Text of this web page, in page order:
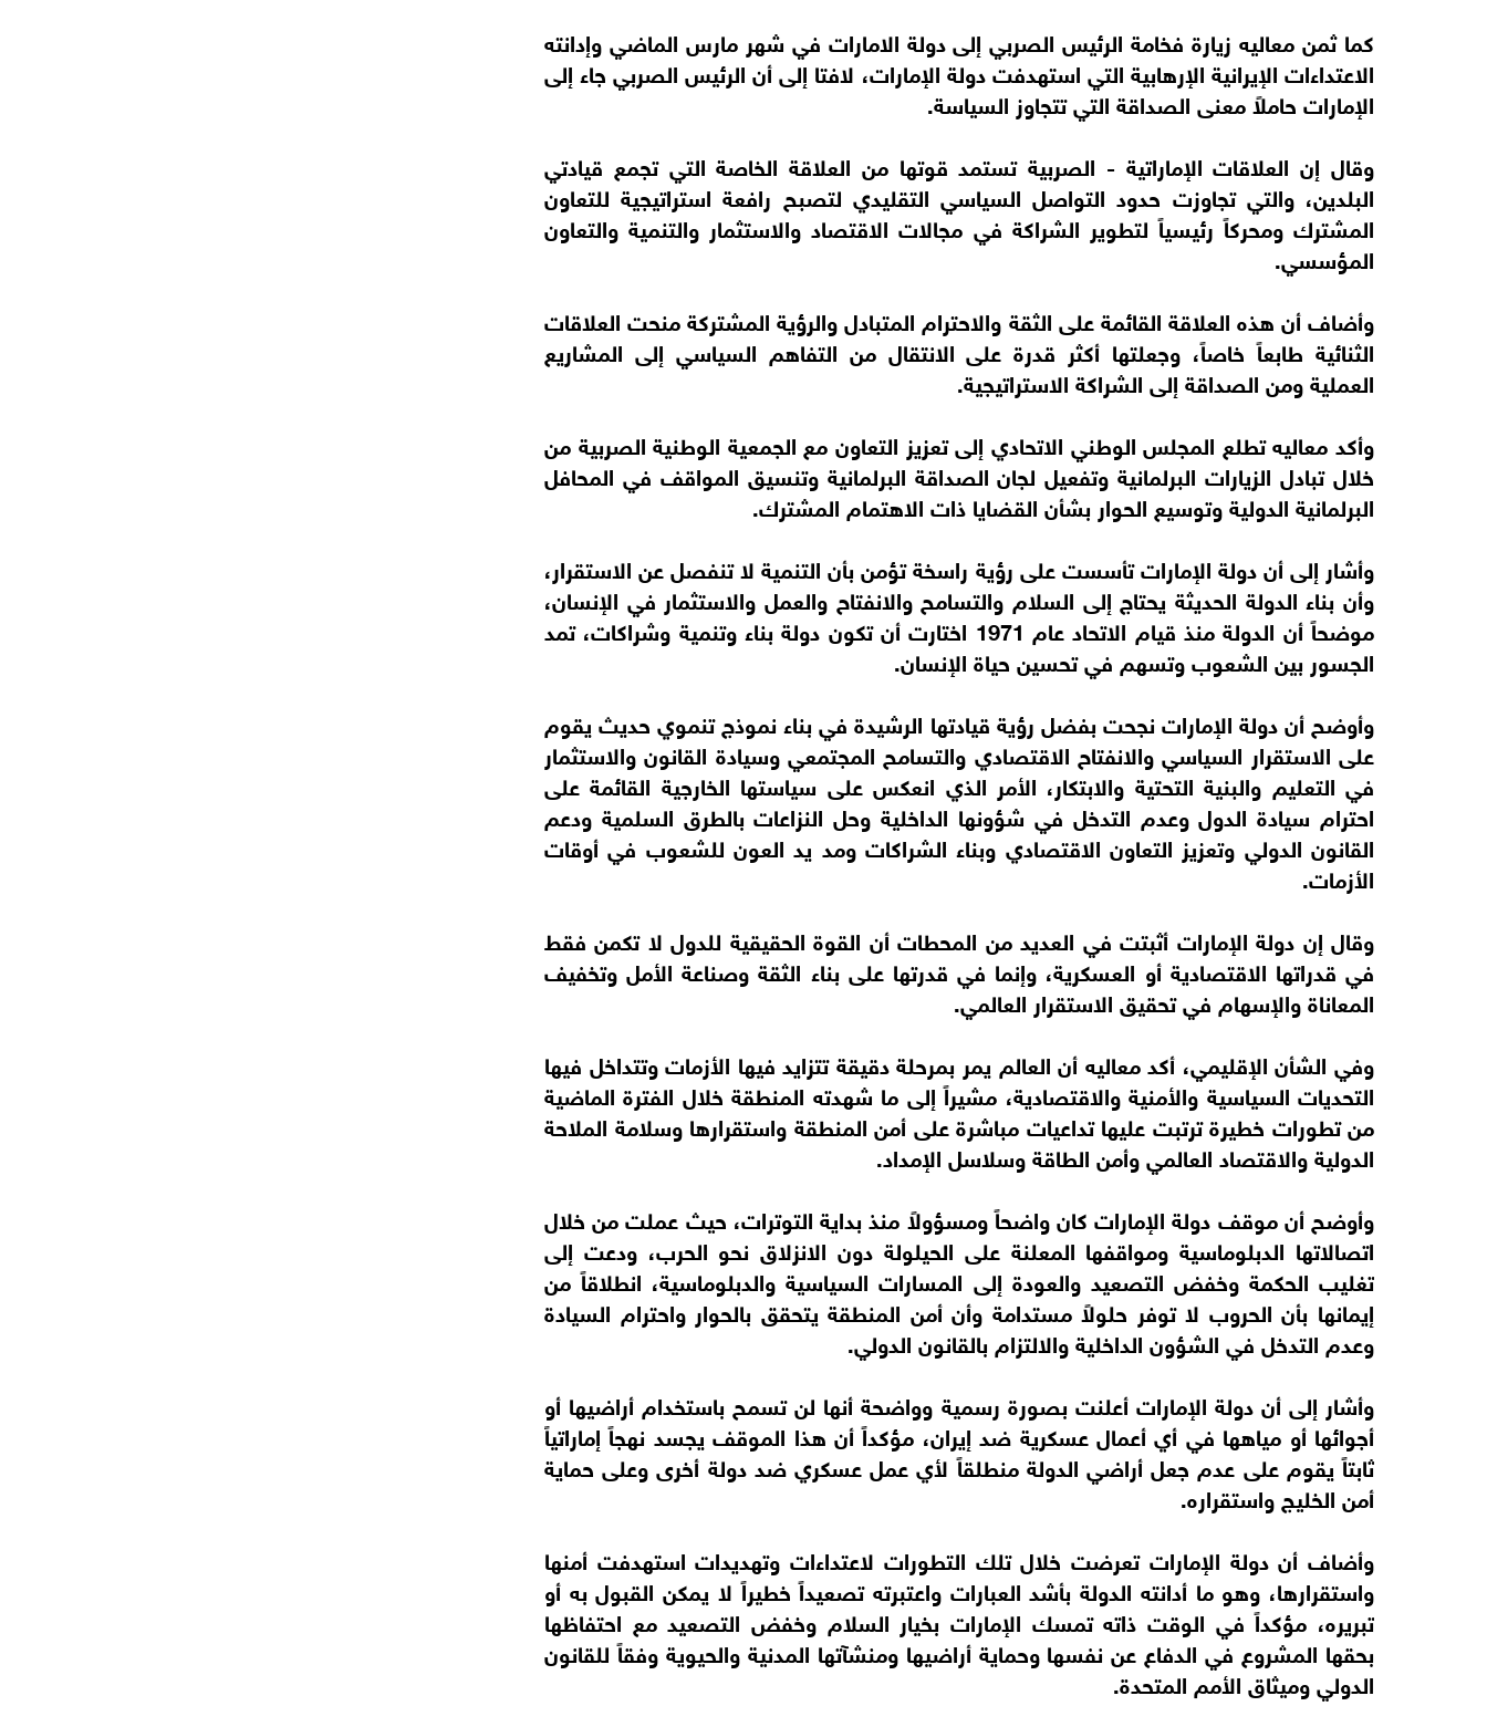
كما ثمن معاليه زيارة فخامة الرئيس الصربي إلى دولة الامارات في شهر مارس الماضي وإدانته
الاعتداءات الإيرانية الإرهابية التي استهدفت دولة الإمارات، لافتا إلى أن الرئيس الصربي جاء إلى
الإمارات حاملاً معنى الصداقة التي تتجاوز السياسة.
وقال إن العلاقات الإماراتية - الصربية تستمد قوتها من العلاقة الخاصة التي تجمع قيادتي
البلدين، والتي تجاوزت حدود التواصل السياسي التقليدي لتصبح رافعة استراتيجية للتعاون
المشترك ومحركاً رئيسياً لتطوير الشراكة في مجالات الاقتصاد والاستثمار والتنمية والتعاون
المؤسسي.
وأضاف أن هذه العلاقة القائمة على الثقة والاحترام المتبادل والرؤية المشتركة منحت العلاقات
الثنائية طابعاً خاصاً، وجعلتها أكثر قدرة على الانتقال من التفاهم السياسي إلى المشاريع
العملية ومن الصداقة إلى الشراكة الاستراتيجية.
وأكد معاليه تطلع المجلس الوطني الاتحادي إلى تعزيز التعاون مع الجمعية الوطنية الصربية من
خلال تبادل الزيارات البرلمانية وتفعيل لجان الصداقة البرلمانية وتنسيق المواقف في المحافل
البرلمانية الدولية وتوسيع الحوار بشأن القضايا ذات الاهتمام المشترك.
وأشار إلى أن دولة الإمارات تأسست على رؤية راسخة تؤمن بأن التنمية لا تنفصل عن الاستقرار،
وأن بناء الدولة الحديثة يحتاج إلى السلام والتسامح والانفتاح والعمل والاستثمار في الإنسان،
موضحاً أن الدولة منذ قيام الاتحاد عام 1971 اختارت أن تكون دولة بناء وتنمية وشراكات، تمد
الجسور بين الشعوب وتسهم في تحسين حياة الإنسان.
وأوضح أن دولة الإمارات نجحت بفضل رؤية قيادتها الرشيدة في بناء نموذج تنموي حديث يقوم
على الاستقرار السياسي والانفتاح الاقتصادي والتسامح المجتمعي وسيادة القانون والاستثمار
في التعليم والبنية التحتية والابتكار، الأمر الذي انعكس على سياستها الخارجية القائمة على
احترام سيادة الدول وعدم التدخل في شؤونها الداخلية وحل النزاعات بالطرق السلمية ودعم
القانون الدولي وتعزيز التعاون الاقتصادي وبناء الشراكات ومد يد العون للشعوب في أوقات
الأزمات.
وقال إن دولة الإمارات أثبتت في العديد من المحطات أن القوة الحقيقية للدول لا تكمن فقط
في قدراتها الاقتصادية أو العسكرية، وإنما في قدرتها على بناء الثقة وصناعة الأمل وتخفيف
المعاناة والإسهام في تحقيق الاستقرار العالمي.
وفي الشأن الإقليمي، أكد معاليه أن العالم يمر بمرحلة دقيقة تتزايد فيها الأزمات وتتداخل فيها
التحديات السياسية والأمنية والاقتصادية، مشيراً إلى ما شهدته المنطقة خلال الفترة الماضية
من تطورات خطيرة ترتبت عليها تداعيات مباشرة على أمن المنطقة واستقرارها وسلامة الملاحة
الدولية والاقتصاد العالمي وأمن الطاقة وسلاسل الإمداد.
وأوضح أن موقف دولة الإمارات كان واضحاً ومسؤولاً منذ بداية التوترات، حيث عملت من خلال
اتصالاتها الدبلوماسية ومواقفها المعلنة على الحيلولة دون الانزلاق نحو الحرب، ودعت إلى
تغليب الحكمة وخفض التصعيد والعودة إلى المسارات السياسية والدبلوماسية، انطلاقاً من
إيمانها بأن الحروب لا توفر حلولاً مستدامة وأن أمن المنطقة يتحقق بالحوار واحترام السيادة
وعدم التدخل في الشؤون الداخلية والالتزام بالقانون الدولي.
وأشار إلى أن دولة الإمارات أعلنت بصورة رسمية وواضحة أنها لن تسمح باستخدام أراضيها أو
أجوائها أو مياهها في أي أعمال عسكرية ضد إيران، مؤكداً أن هذا الموقف يجسد نهجاً إماراتياً
ثابتاً يقوم على عدم جعل أراضي الدولة منطلقاً لأي عمل عسكري ضد دولة أخرى وعلى حماية
أمن الخليج واستقراره.
وأضاف أن دولة الإمارات تعرضت خلال تلك التطورات لاعتداءات وتهديدات استهدفت أمنها
واستقرارها، وهو ما أدانته الدولة بأشد العبارات واعتبرته تصعيداً خطيراً لا يمكن القبول به أو
تبريره، مؤكداً في الوقت ذاته تمسك الإمارات بخيار السلام وخفض التصعيد مع احتفاظها
بحقها المشروع في الدفاع عن نفسها وحماية أراضيها ومنشآتها المدنية والحيوية وفقاً للقانون
الدولي وميثاق الأمم المتحدة.